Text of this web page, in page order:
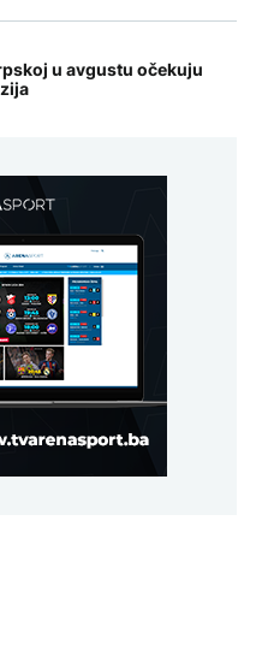
u avgustu očekuju